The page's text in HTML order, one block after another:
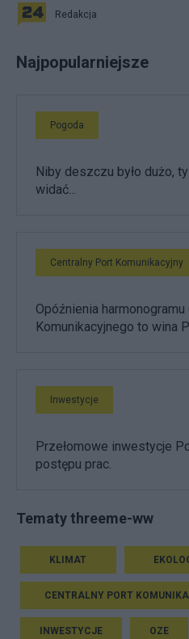
Redakcja
Najpopularniejsze
Pogoda
Niby deszczu było dużo,
widać...
Centralny Port Komunikacyjny
Opóźnienia
Komunikacyjnego to wina
Inwestycje
Przełomowe inwestycje
postępu prac.
Tematy threeme-ww
KLIMAT
CENTRALNY PORT
INWESTYCJE OZE